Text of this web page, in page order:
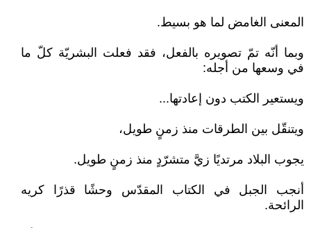
المعنى الغامض لما هو بسيط.
وبما أنّه تمّ تصويره بالفعل، فقد فعلت البشريّة كلّ ما
في وسعها من أجله:
ويستعير الكتب دون إعادتها...
ويتنقّل بين الطرقات منذ زمنٍ طويل،
يجوب البلاد مرتديًا زيَّ متشرّدٍ منذ زمنٍ طويل.
أنجب الجبل في الكتاب المقدّس وحشًا قذرًا كريه
الرائحة.